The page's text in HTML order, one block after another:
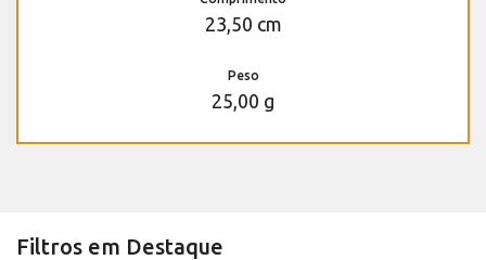
23,50 cm
Peso
25,00 g
Filtros em Destaque